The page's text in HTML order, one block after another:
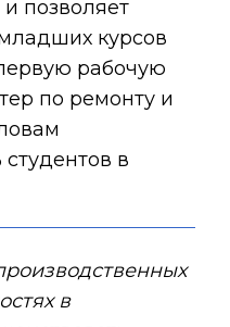
позволяет
курсов
рабочую
по ремонту и
в
в